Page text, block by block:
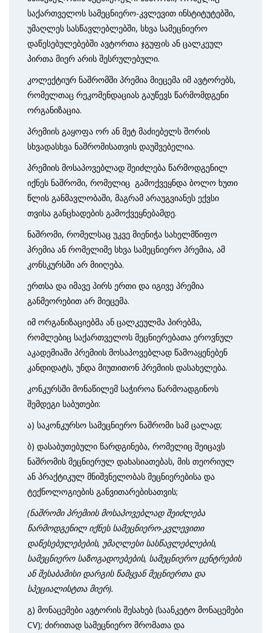
საქარ­თველოს სამეცნიერო-კვლევით ინსტიტუტებში,
უმაღლეს სასწავ­ლებლებში, სხვა სამეცნიერო
დაწესებულებებში ავტორთა ჯგუფის ან ცალკეულ
პირთა მიერ არის შესრულებული.
კოლექტიურ ნაშრომში პრემია მიეცემა იმ ავტორებს,
რომელთაც რეკომენდაციას გაუწევს წარმომდგენი
ორგანიზაცია.
პრემიის გაყოფა ორ ან მეტ მაძიებელს შორის
სხვადასხვა ნაშრომისათვის დაუ­შვებელია.
პრემიის მოსაპოვებლად შეიძლება წარმოდგენილ
იქნეს ნაშრომი, რო­მე­ლიც გამოქვეყნდა ბოლო ხუთი
წლის განმავლობაში, მაგრამ არაუგვიანეს ექვსი
თვისა განცხადების გამოქვეყნებამდე.
ნაშრომი, რომელსაც უკვე მიენიჭა სახელმწიფო
პრემია ან რომელიმე სხვა სამეცნიერო პრემია, ამ
კონსკურსში არ მიიღება.
ერთსა და იმავე პირს ერთი და იგივე პრემია
განმეორებით არ მიეცემა.
იმ ორგანიზაციებმა ან ცალკეულმა პირებმა,
რომლებიც საქართველოს მეცნი­ერებათა ეროვნულ
აკადემიაში პრემიის მოსა­პო­ვებლად წამოაყენებენ
კანდიდატს, უნდა მიუთითონ პრემიის დასახელება.
კონკურსში მონაწილემ საჭიროა წარმოადგინოს
შემდეგი საბუთები:
ა) საკონკურსო სამეცნიერო ნაშრომი სამ ცალად;
ბ) დასაბუთებული წარდგინება, რომელიც შეიცავს
ნაშრომის მეცნიერულ დახა­სი­ათებას, მის თეორიულ
ან პრაქტიკულ მნიშვნელობას მეცნიერე­ბისა და
ტექნოლოგიების განვითარებისათვის;
(ნაშრომი პრემიის მოსაპოვებლად შეიძლება
წარმოდგენილ იქნეს სამეცნიერო-კვლევითი
დაწესებულებების, უმაღლესი სასწავლებლების,
სამეცნიერო საზო­გადოებების, სამეცნიერო ცენტრების
ან შესაბამისი დარგის წამყვან მეცნიერთა და
სპეციალისტთა მიერ).
გ) მონაცემები ავტორის შესახებ (საანკეტო მონაცემები
CV); ძირითად სამეცნი­ერო შრომათა და